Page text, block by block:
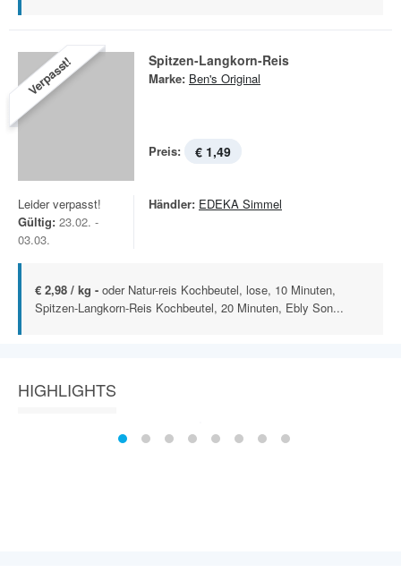
Verpasst! Spitzen-Langkorn-Reis
Marke: Ben's Original
Preis: € 1,49
Leider verpasst!
Gültig: 23.02. -
03.03.
Händler: EDEKA Simmel
€ 2,98 / kg - oder Natur-reis Kochbeutel, lose, 10 Minuten,
Spitzen-Langkorn-Reis Kochbeutel, 20 Minuten, Ebly Son...
HIGHLIGHTS